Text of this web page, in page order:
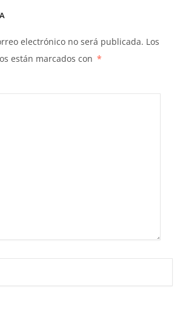
electrónico no será publicada. Los
están marcados con *